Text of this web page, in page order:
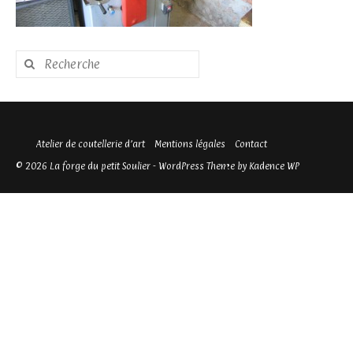
Rechercher
:
Atelier de coutellerie d’art Mentions légales
Contact
© 2026 La forge du petit Soulier - WordPress Theme by Kadence WP